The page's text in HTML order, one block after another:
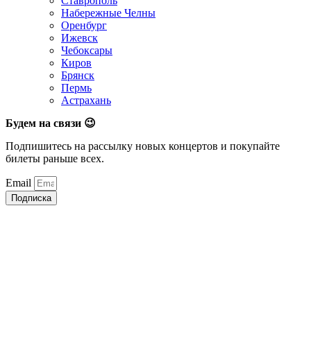
Набережные Челны
Оренбург
Ижевск
Чебоксары
Киров
Брянск
Пермь
Астрахань
Будем на связи 😉
Подпишитесь на рассылку новых концертов и покупайте
билеты раньше всех.
Email
Подписка